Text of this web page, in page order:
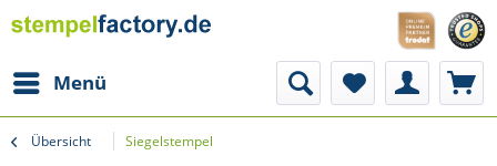
Menü
Übersicht Siegelstempel